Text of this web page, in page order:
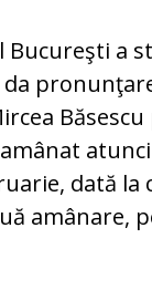
Bucureşti a
da
dată la
amânare,